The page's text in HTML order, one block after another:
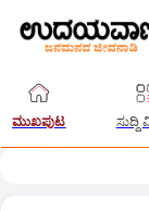
ಮುಖಪುಟ ಸುದ್ದಿ